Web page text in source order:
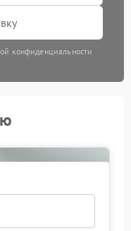
конфиденциальности